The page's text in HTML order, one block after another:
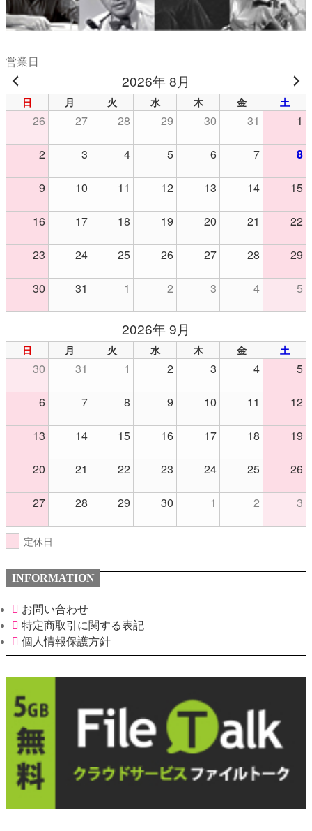
営業日
2026年 8月
日 月 火 水 木 金 土
26 27 28 29 30 31 1
2 3 4 5 6 7 8
9 10 11 12 13 14 15
16 17 18 19 20 21 22
23 24 25 26 27 28 29
30 31 1 2 3 4 5
2026年 9月
日 月 火 水 木 金 土
30 31 1 2 3 4 5
6 7 8 9 10 11 12
13 14 15 16 17 18 19
20 21 22 23 24 25 26
27 28 29 30 1 2 3
定休日
INFORMATION
お問い合わせ
特定商取引に関する表記
個人情報保護方針